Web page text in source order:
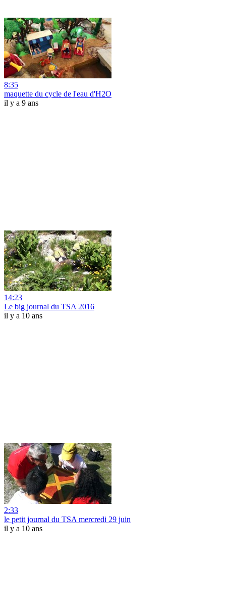
8:35
maquette du cycle de l'eau d'H2O
il y a 9 ans
14:23
Le big journal du TSA 2016
il y a 10 ans
2:33
le petit journal du TSA mercredi 29 juin
il y a 10 ans